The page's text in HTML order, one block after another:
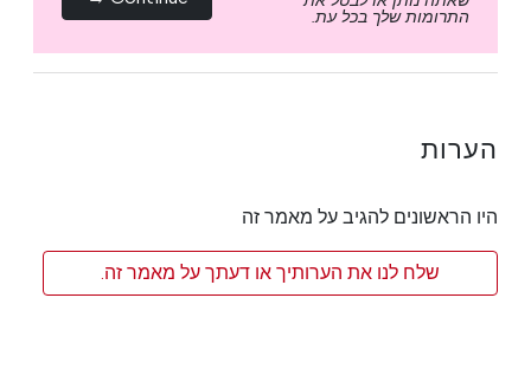
התרומות שלך בכל עת.
הערות
היו הראשונים להגיב על מאמר זה
שלח לנו את הערותיך או דעתך על מאמר זה.